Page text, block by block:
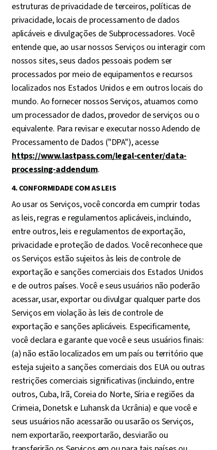
estruturas de privacidade de terceiros, políticas de
privacidade, locais de processamento de dados
aplicáveis e divulgações de Subprocessadores. Você
entende que, ao usar nossos Serviços ou interagir com
nossos sites, seus dados pessoais podem ser
processados por meio de equipamentos e recursos
localizados nos Estados Unidos e em outros locais do
mundo. Ao fornecer nossos Serviços, atuamos como
um processador de dados, provedor de serviços ou o
equivalente. Para revisar e executar nosso Adendo de
Processamento de Dados ("DPA"), acesse
https://www.lastpass.com/legal-center/data-
processing-addendum.
4. CONFORMIDADE COM AS LEIS
Ao usar os Serviços, você concorda em cumprir todas
as leis, regras e regulamentos aplicáveis, incluindo,
entre outros, leis e regulamentos de exportação,
privacidade e proteção de dados. Você reconhece que
os Serviços estão sujeitos às leis de controle de
exportação e sanções comerciais dos Estados Unidos
e de outros países. Você e seus usuários não poderão
acessar, usar, exportar ou divulgar qualquer parte dos
Serviços em violação às leis de controle de
exportação e sanções aplicáveis. Especificamente,
você declara e garante que você e seus usuários finais:
(a) não estão localizados em um país ou território que
esteja sujeito a sanções comerciais dos EUA ou outras
restrições comerciais significativas (incluindo, entre
outros, Cuba, Irã, Coreia do Norte, Síria e regiões da
Crimeia, Donetsk e Luhansk da Ucrânia) e que você e
seus usuários não acessarão ou usarão os Serviços,
nem exportarão, reexportarão, desviarão ou